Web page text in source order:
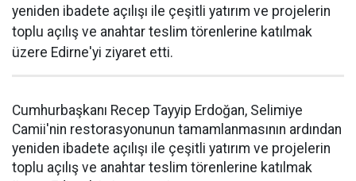
yeniden ibadete açılışı ile çeşitli yatırım ve projelerin
toplu açılış ve anahtar teslim törenlerine katılmak
üzere Edirne'yi ziyaret etti.
Cumhurbaşkanı Recep Tayyip Erdoğan, Selimiye
Camii'nin restorasyonunun tamamlanmasının ardından
yeniden ibadete açılışı ile çeşitli yatırım ve projelerin
toplu açılış ve anahtar teslim törenlerine katılmak